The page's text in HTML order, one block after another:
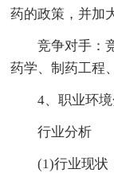
药的政策，并加
竞争对手：
药学、制药工程
4、职业环
行业分析
(1)行业现状